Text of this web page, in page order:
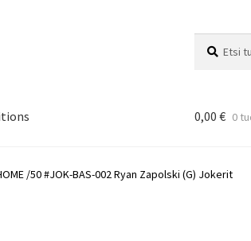
0,00 € 0
/50 #JOK-BAS-002 Ryan Zapolski (G) Jokerit